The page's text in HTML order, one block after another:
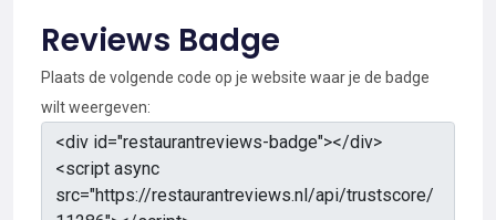
Reviews Badge
Plaats de volgende code op je website waar je de badge
wilt weergeven: